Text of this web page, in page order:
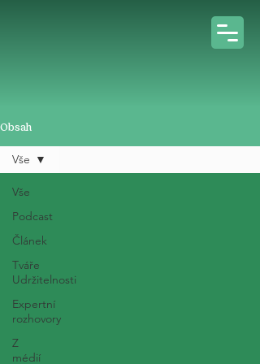
Obsah
Vše
Podcast
Článek
Tváře
Udržitelnosti
Expertní
rozhovory
Z
médií
Vše